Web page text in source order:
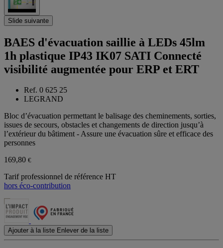
Slide suivante
BAES d'évacuation saillie à LEDs 45lm
1h plastique IP43 IK07 SATI Connecté
visibilité augmentée pour ERP et ERT
Ref. 0 625 25
LEGRAND
Bloc d’évacuation permettant le balisage des cheminements, sorties,
issues de secours, obstacles et changements de direction jusqu’à
l’extérieur du bâtiment - Assure une évacuation sûre et efficace des
personnes
169,80 €
Tarif professionnel de référence HT
hors éco-contribution
Ajouter à la liste Enlever de la liste